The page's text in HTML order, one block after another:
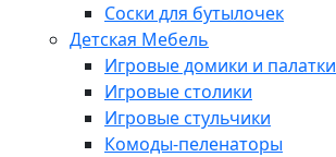
Соски для бутылочек
Детская Мебель
Игровые домики и палатки
Игровые столики
Игровые стульчики
Комоды-пеленаторы